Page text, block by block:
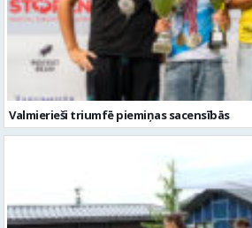
Valmierieši triumfē piemiņas sacensībās